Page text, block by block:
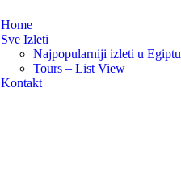
Home
Sve Izleti
Najpopularniji izleti u Egiptu
Tours – List View
Kontakt